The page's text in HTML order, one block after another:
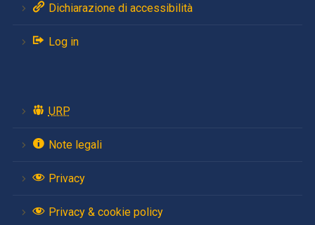
Dichiarazione di accessibilità
Log in
URP
Note legali
Privacy
Privacy & cookie policy